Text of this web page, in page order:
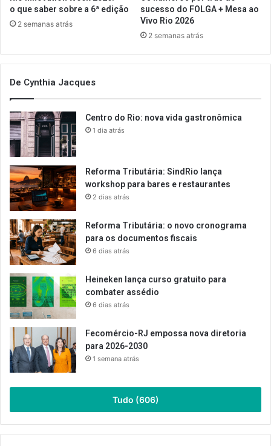
o que saber sobre a 6ª edição
2 semanas atrás
sucesso do FOLGA + Mesa ao
Vivo Rio 2026
2 semanas atrás
De Cynthia Jacques
Centro do Rio: nova vida gastronômica
1 dia atrás
Reforma Tributária: SindRio lança
workshop para bares e restaurantes
2 dias atrás
Reforma Tributária: o novo cronograma
para os documentos fiscais
6 dias atrás
Heineken lança curso gratuito para
combater assédio
6 dias atrás
Fecomércio-RJ empossa nova diretoria
para 2026-2030
1 semana atrás
Tudo (606)